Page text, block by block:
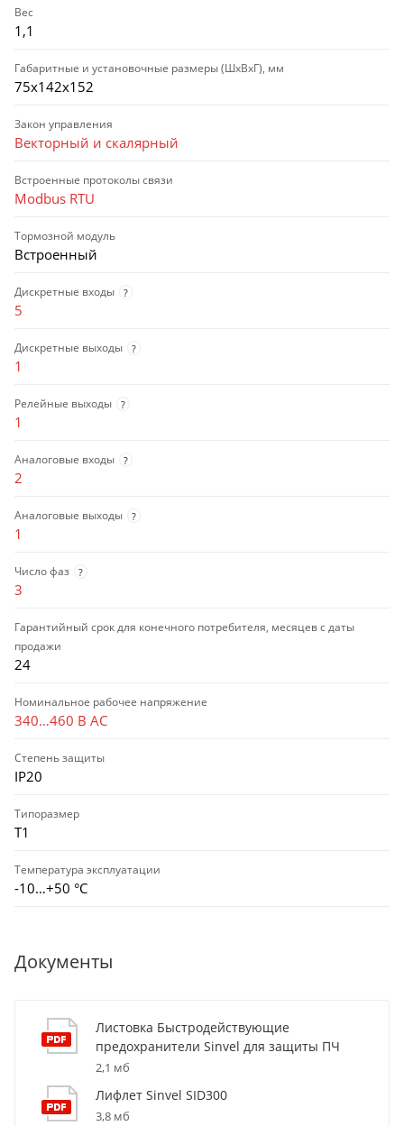
Вес
1,1
Габаритные и установочные размеры (ШхВхГ), мм
75х142х152
Закон управления
Векторный и скалярный
Встроенные протоколы связи
Modbus RTU
Тормозной модуль
Встроенный
Дискретные входы ?
5
Дискретные выходы ?
1
Релейные выходы ?
1
Аналоговые входы ?
2
Аналоговые выходы ?
1
Число фаз ?
3
Гарантийный срок для конечного потребителя, месяцев с даты
продажи
24
Номинальное рабочее напряжение
340…460 В AC
Степень защиты
IP20
Типоразмер
Т1
Температура эксплуатации
-10…+50 °С
Документы
Листовка Быстродействующие
предохранители Sinvel для защиты ПЧ
2,1 мб
Лифлет Sinvel SID300
3,8 мб